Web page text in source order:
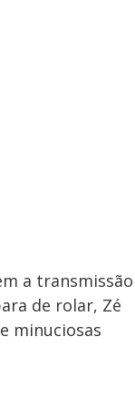
a transmissão
de rolar, Zé
minuciosas